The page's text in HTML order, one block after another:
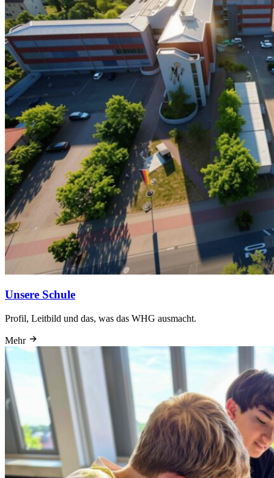
Unsere Schule
Profil, Leitbild und das, was das WHG ausmacht.
Mehr